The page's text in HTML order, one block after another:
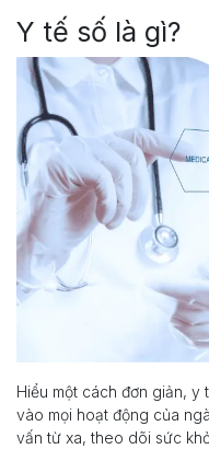
Y tế số là gì?
Hiểu một cách đơn giản,
vào mọi hoạt động của
vấn từ xa, theo dõi sức